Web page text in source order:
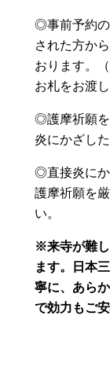
◎事前予約の
された方か
おります。
お札をお渡
◎護摩祈願を
炎にかざし
◎直接炎にか
護摩祈願を
い。
※来寺が難
ます。
日本
寧に、あら
で効力もご